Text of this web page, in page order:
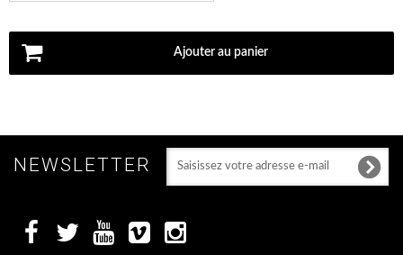
Ajouter au panier
NEWSLETTER